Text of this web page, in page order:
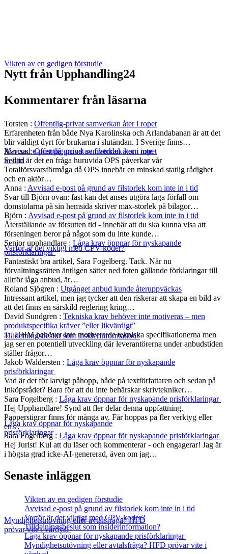
Vikten av en gedigen förstudie
Avvisad e-post på grund av filstorlek kom inte
in i tid
Varför är det viktigt med CPV-koder?
Tilldelningsbeslut som insiderinformation?
Låga krav öppnar för nyskapande
prisförklaringar
Myndighetsutövning eller avtalsfråga? HFD
prövar vite i vårdval
Nytt från Upphandling24
Kommentarer från läsarna
Torsten : Offentlig-privat samverkan åter i ropet
Erfarenheten från både Nya Karolinska och Arlandabanan är att det
blir väldigt dyrt för brukarna i slutändan. I Sverige finns…
Marcus:Offentlig-privat samverkan åter i ropet
Sedan är det en fråga huruvida OPS påverkar vår
Totalförsvarsförmåga då OPS innebär en minskad statlig rådighet
och en aktör…
Anna : Avvisad e-post på grund av filstorlek kom inte in i tid
Svar till Björn ovan: fast kan det anses utgöra laga förfall om
domstolarna på sin hemsida skriver max-storlek på bilagor…
Björn : Avvisad e-post på grund av filstorlek kom inte in i tid
Återställande av försutten tid - innebär att du ska kunna visa att
förseningen beror på något som du inte kunde…
Senior upphandlare : Låga krav öppnar för nyskapande
prisförklaringar
Fantastiskt bra artikel, Sara Fogelberg. Tack. När nu
förvaltningsrätten äntligen sätter ned foten gällande förklaringar till
alltför låga anbud, är…
Roland Sjögren : Utgånget anbud kunde återuppväckas
Intressant artikel, men jag tycker att den riskerar att skapa en bild av
att det finns en särskild reglering kring…
David Sundgren : Tekniska krav behöver inte motiveras – men
produktspecifika kräver ”eller likvärdigt”
Ja, UHM behöver inte motivera de tekniska specifikationerna men
jag ser en potentiell utveckling där leverantörerna under anbudstiden
ställer frågor…
Jakob Waldersten : Låga krav öppnar för nyskapande
prisförklaringar
Vad är det för larvigt påhopp, både på textförfattaren och sedan på
Inköpsrådet? Bara för att du inte behärskar skrivtekniker…
Sara Fogelberg : Låga krav öppnar för nyskapande prisförklaringar
Hej Upphandlare! Synd att fler delar denna uppfattning.
Papperstigrar finns för många av. Får hoppas på fler verktyg eller
en…
Sara Fogelberg: Låga krav öppnar för nyskapande prisförklaringar
Hej Jurist! Kul att du läser och kommenterar - och engagerar! Jag är
i högsta grad icke-AI-genererad, även om jag…
Senaste inläggen
Vikten av en gedigen förstudie
Avvisad e-post på grund av filstorlek kom inte in i tid
Varför är det viktigt med CPV-koder?
Tilldelningsbeslut som insiderinformation?
Låga krav öppnar för nyskapande prisförklaringar
Myndighetsutövning eller avtalsfråga? HFD prövar vite i